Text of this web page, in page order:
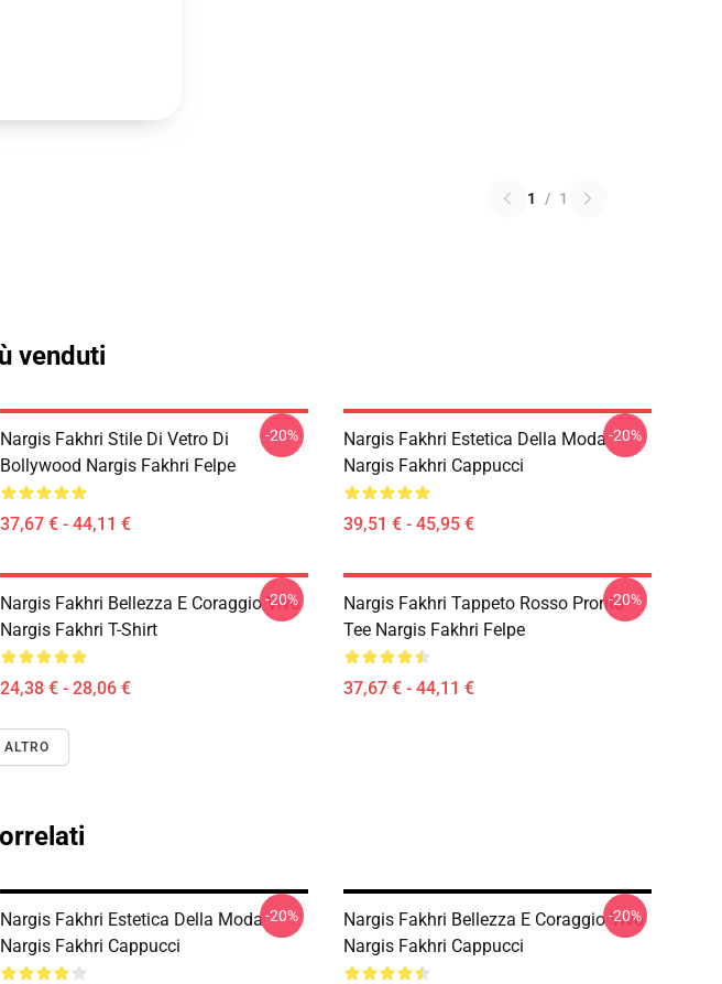
1 / 1
venduti
Nargis Fakhri Stile Di Vetro Di
Bollywood Nargis Fakhri Felpe
37,67 € - 44,11 €
-20%
Nargis Fakhri Estetica Della Moda
Nargis Fakhri Cappucci
39,51 € - 45,95 €
-20%
Nargis Fakhri Bellezza E Coraggio Vivo
Nargis Fakhri T-Shirt
24,38 € - 28,06 €
-20%
Nargis Fakhri Tappeto Rosso Pronto
Tee Nargis Fakhri Felpe
37,67 € - 44,11 €
-20%
Nargis Fakhri Estetica Della Moda
Nargis Fakhri Cappucci
-20%
Nargis Fakhri Bellezza E Coraggio Vivo
Nargis Fakhri Cappucci
-20%